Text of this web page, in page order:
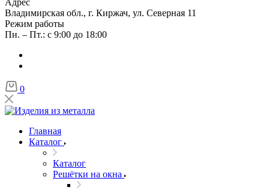
Адрес
Владимирская обл., г. Киржач, ул. Северная 11
Режим работы
Пн. – Пт.: с 9:00 до 18:00
0
Главная
Каталог
Каталог
Решётки на окна